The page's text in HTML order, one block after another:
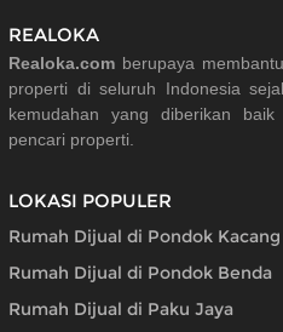
REALOKA
Realoka.com berupaya
properti di seluruh Indonesia
kemudahan yang diberikan
pencari properti.
LOKASI POPULER
Rumah Dijual di Pondok
Rumah Dijual di Pondok Benda
Rumah Dijual di Paku Jaya